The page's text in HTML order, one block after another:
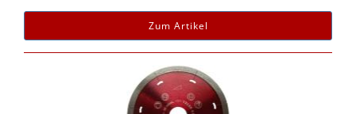
Zum Artikel